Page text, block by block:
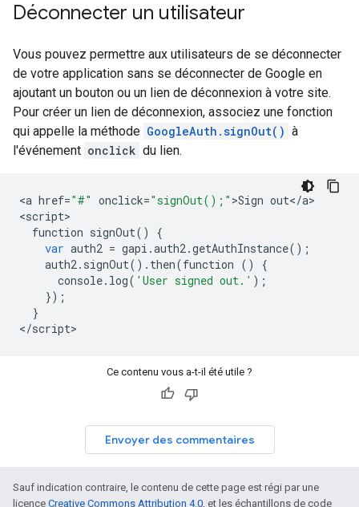
Déconnecter un utilisateur
Vous pouvez permettre aux utilisateurs de se déconnecter
de votre application sans se déconnecter de Google en
ajoutant un bouton ou un lien de déconnexion à votre site.
Pour créer un lien de déconnexion, associez une fonction
qui appelle la méthode GoogleAuth.signOut() à
l'événement onclick du lien.
<a href="#" onclick="signOut();" >Sign out</a>
<script
function signOut()
{
var auth2 = gapi .auth2.getAuthInstance();
auth2. signOut() . then(function ()
{
console. log( 'User signed out.' );
});
}
</script
Ce contenu vous a-t-il été utile ?
Envoyer des commentaires
Sauf indication contraire, le contenu de cette page est régi par une
licence Creative Commons Attribution 4.0, et les échantillons de code